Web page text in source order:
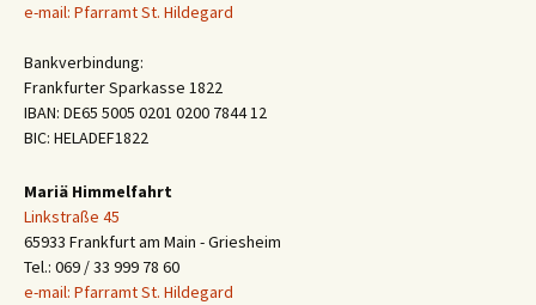
e-mail: Pfarramt St. Hildegard
Bankverbindung:
Frankfurter Sparkasse 1822
IBAN: DE65 5005 0201 0200 7844 12
BIC: HELADEF1822
Mariä Himmelfahrt
Linkstraße 45
65933 Frankfurt am Main - Griesheim
Tel.: 069 / 33 999 78 60
e-mail: Pfarramt St. Hildegard